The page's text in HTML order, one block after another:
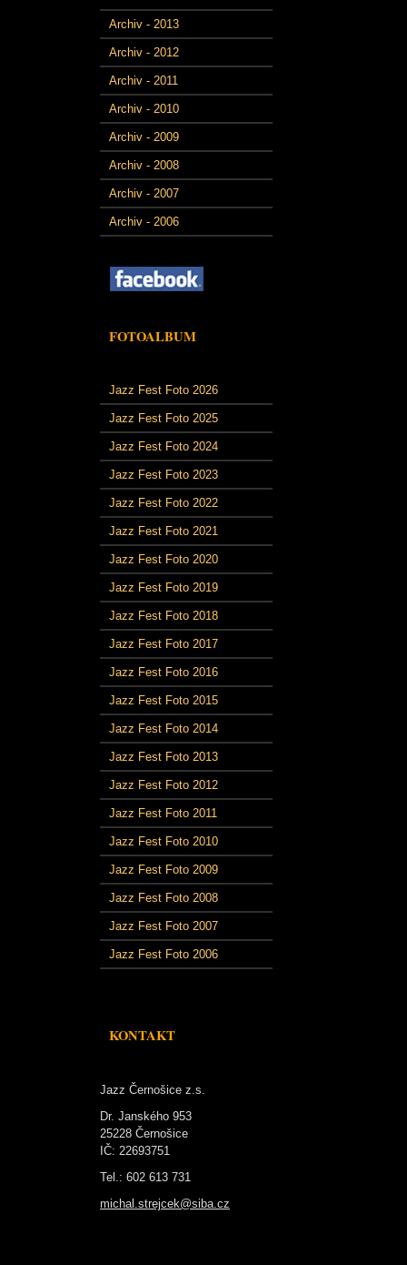
Archiv - 2013
Archiv - 2012
Archiv - 2011
Archiv - 2010
Archiv - 2009
Archiv - 2008
Archiv - 2007
Archiv - 2006
FOTOALBUM
Jazz Fest Foto 2026
Jazz Fest Foto 2025
Jazz Fest Foto 2024
Jazz Fest Foto 2023
Jazz Fest Foto 2022
Jazz Fest Foto 2021
Jazz Fest Foto 2020
Jazz Fest Foto 2019
Jazz Fest Foto 2018
Jazz Fest Foto 2017
Jazz Fest Foto 2016
Jazz Fest Foto 2015
Jazz Fest Foto 2014
Jazz Fest Foto 2013
Jazz Fest Foto 2012
Jazz Fest Foto 2011
Jazz Fest Foto 2010
Jazz Fest Foto 2009
Jazz Fest Foto 2008
Jazz Fest Foto 2007
Jazz Fest Foto 2006
KONTAKT
Jazz Černošice z.s.
Dr. Janského 953
25228 Černošice
IČ: 22693751
Tel.: 602 613 731
michal.strejcek@siba.cz